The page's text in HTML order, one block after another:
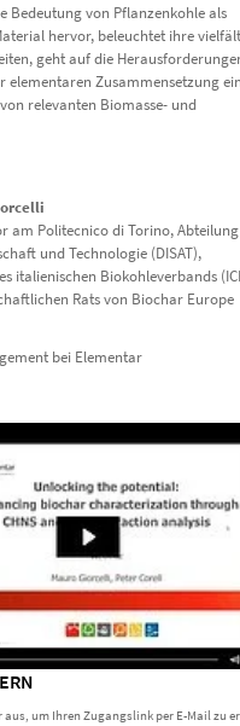
Bedeutung von Pflanzenkohle als
hervor, beleuchtet ihre
geht auf die
elementaren Zusammensetzung
relevanten Biomasse- und
am Politecnico di Torino,
und Technologie (DISAT),
italienischen Biokohleverbands
Rats von Biochar Europe
bei Elementar
aus, um Ihren Zugangslink per E-Mail zu